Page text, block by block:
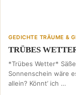
GEDICHTE TRÄUME &
TRÜBES
*Trübes Wetter*
Sonnenschein wäre
allein? Könnt’ ich …